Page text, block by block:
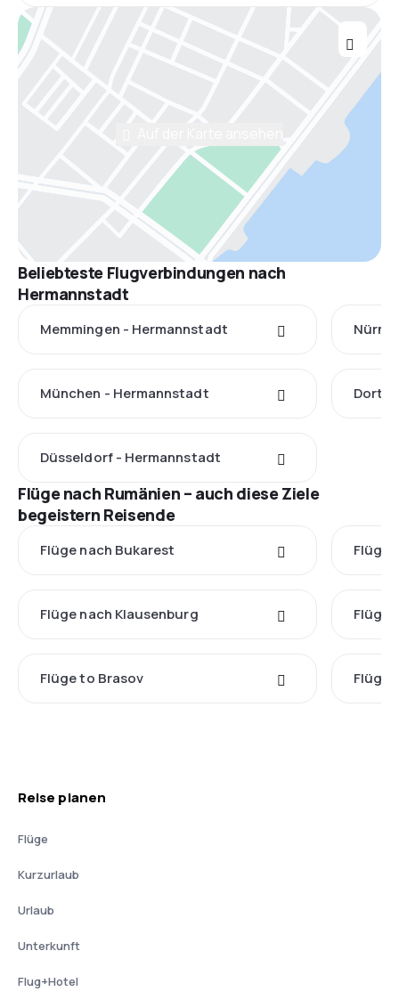
Beliebteste Flugverbindungen nach
Hermannstadt
Memmingen - Hermannstadt
München - Hermannstadt
Düsseldorf - Hermannstadt
Flüge nach Rumänien – auch diese Ziele
begeistern Reisende
Flüge nach Bukarest Flüge
Flüge nach Klausenburg Flüge
Flüge to Brasov Flüge
Reise planen
Flüge
Kurzurlaub
Urlaub
Unterkunft
Flug+Hotel